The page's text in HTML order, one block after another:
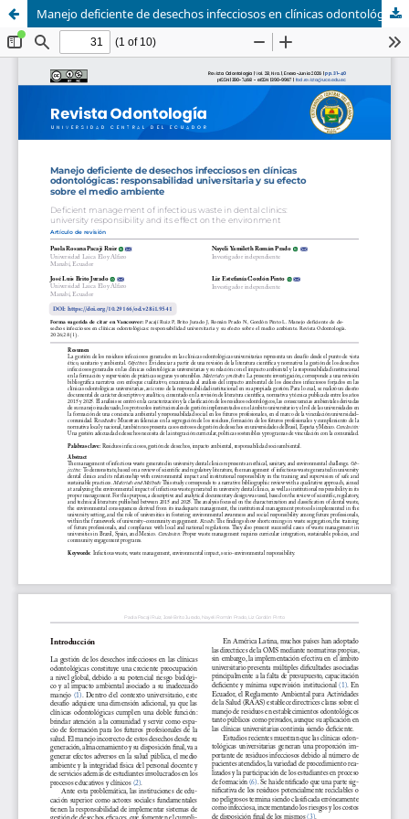
Manejo deficiente de desechos infecciosos en clínicas odontológicas